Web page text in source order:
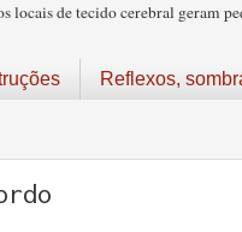
locais de tecido cerebral geram
Reflexos,